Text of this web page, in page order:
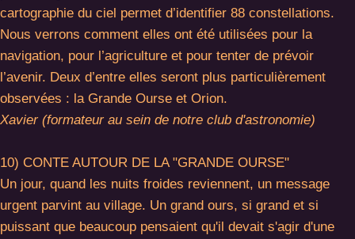
cartographie du ciel permet d’identifier 88 constellations.
Nous verrons comment elles ont été utilisées pour la
navigation, pour l’agriculture et pour tenter de prévoir
l’avenir. Deux d’entre elles seront plus particulièrement
observées : la Grande Ourse et Orion.
Xavier (formateur au sein de notre club d'astronomie)
10) CONTE AUTOUR DE LA "GRANDE OURSE"
Un jour, quand les nuits froides reviennent, un message
urgent parvint au village. Un grand ours, si grand et si
puissant que beaucoup pensaient qu'il devait s'agir d'une